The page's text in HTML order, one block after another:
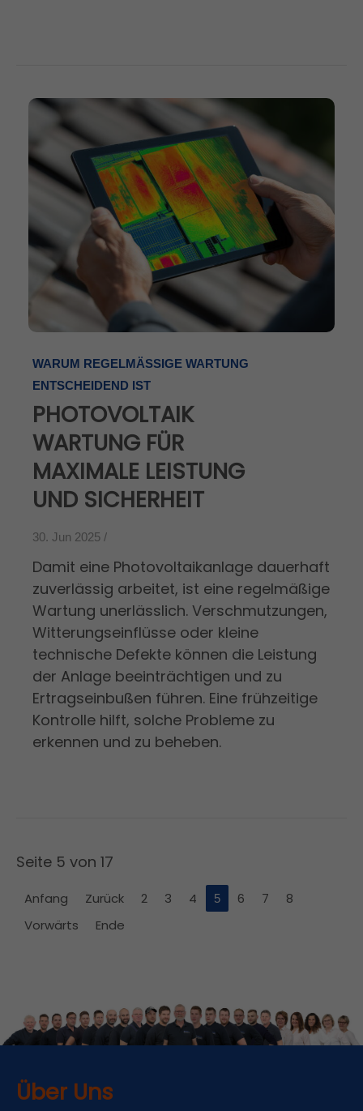
WARUM REGELMÄSSIGE WARTUNG E
NTSCHEIDEND IST
PHOTOVOLTAIK
WARTUNG FÜR
MAXIMALE LEISTUNG
UND SICHERHEIT
30. Jun 2025 /
Damit eine Photovoltaikanlage dauerhaft
zuverlässig arbeitet, ist eine regelmäßige
Wartung unerlässlich. Verschmutzungen,
Witterungseinflüsse oder kleine
technische Defekte können die Leistung
der Anlage beeinträchtigen und zu
Ertragseinbußen führen. Eine frühzeitige
Kontrolle hilft, solche Probleme zu
erkennen und zu beheben.
Seite 5 von 17
Anfang Zurück 2 3 4 5 6 7
8
Vorwärts
Ende
Über Uns